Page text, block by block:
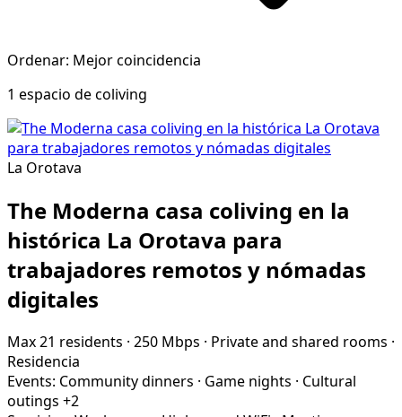
Ordenar: Mejor coincidencia
1 espacio de coliving
La Orotava
The Moderna casa coliving en la
histórica La Orotava para
trabajadores remotos y nómadas
digitales
Max 21 residents · 250 Mbps · Private and shared rooms ·
Residencia
Events: Community dinners · Game nights · Cultural
outings +2